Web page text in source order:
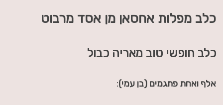
כלב מפלות אחסאן מן אסד מרבוט
כלב חופשי טוב מאריה כבול
אלף ואחת פתגמים (בן עמי):